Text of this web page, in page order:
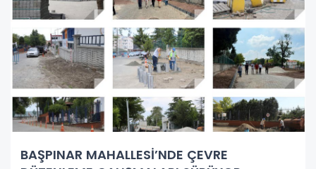
BAŞPINAR MAHALLESİ’NDE ÇEVRE